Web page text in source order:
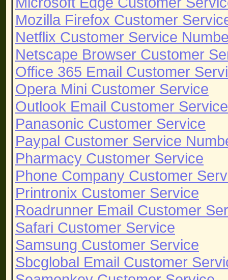
Mozilla Firefox Customer
Netflix Customer Service
Netscape Browser Customer
Office 365 Email Customer
Opera Mini Customer Service
Outlook Email Customer Service
Panasonic Customer Service
Paypal Customer Service
Pharmacy Customer Service
Phone Company Customer
Printronix Customer Service
Roadrunner Email Customer
Safari Customer Service
Samsung Customer Service
Sbcglobal Email Customer